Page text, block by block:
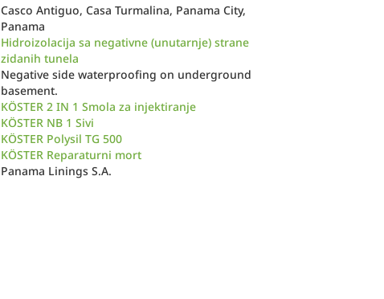
Casco Antiguo, Casa Turmalina, Panama City,
Panama
Hidroizolacija sa negativne (unutarnje) strane
zidanih tunela
Negative side waterproofing on underground
basement.
KÖSTER 2 IN 1 Smola za injektiranje
KÖSTER NB 1 Sivi
KÖSTER Polysil TG 500
KÖSTER Reparaturni mort
Panama Linings S.A.